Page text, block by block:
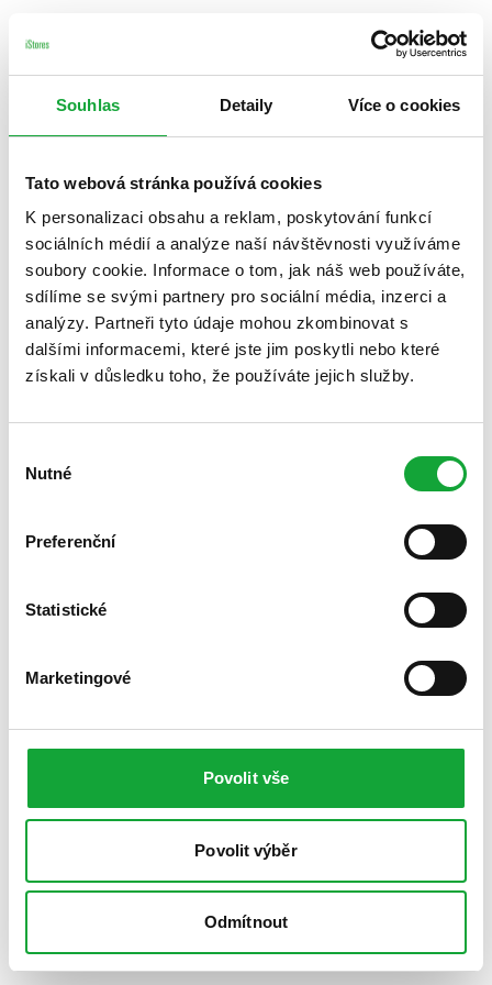
Souhlas Detaily Více o cookies
Tato webová stránka používá cookies
K personalizaci obsahu a reklam, poskytování funkcí
sociálních médií a analýze naší návštěvnosti využíváme
soubory cookie. Informace o tom, jak náš web používáte,
sdílíme se svými partnery pro sociální média, inzerci a
analýzy. Partneři tyto údaje mohou zkombinovat s
dalšími informacemi, které jste jim poskytli nebo které
získali v důsledku toho, že používáte jejich služby.
souhlasu
Nutné
Preferenční
Statistické
Marketingové
Povolit vše
Povolit výběr
Odmítnout